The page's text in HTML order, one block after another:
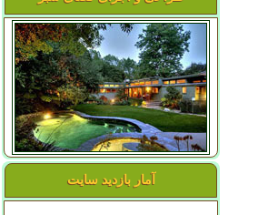
آمار بازدید سایت